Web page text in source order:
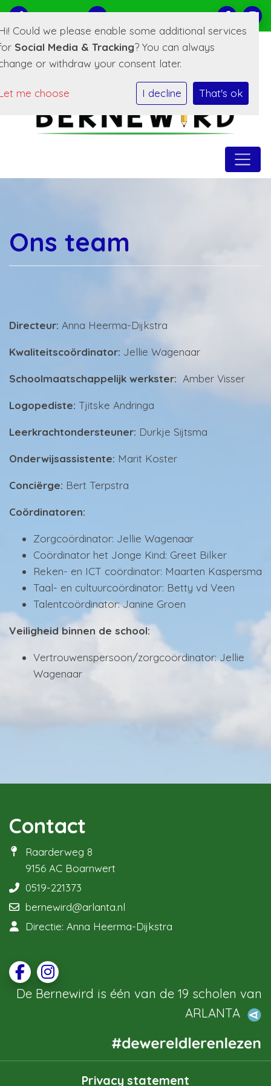
0519-221373 E-mailadres
Ons team
Directeur: Anna Heerma-Dijkstra
Kwaliteitscoördinator: Jellie Wagenaar
Schoolmaatschappelijk werkster: Amber Visser
Logopediste: Tjitske Andringa
Leerkrachtondersteuner: Durkje Sijtsma
Onderwijsassistente: Marit Koster
Conciërge: Bert Terpstra
Coördinatoren:
Zorgcoördinator: Jellie Wagenaar
Coördinator het Jonge Kind: Greet Bilker
Reken- en ICT coördinator: Maarten Kaspersma
Taal- en cultuurcoördinator: Betty vd Veen
Talentcoördinator: Janine Groen
Veiligheid binnen de school:
Vertrouwenspersoon/zorgcoördinator: Jellie
Wagenaar
Contact
Raarderweg 8
9156 AC Boarnwert
0519-221373
bernewird@arlanta.nl
Directie: Anna Heerma-Dijkstra
De Bernewird is één van de 19 scholen van
ARLANTA
Privacy statement
Could we please enable some additional services
Social Media & Tracking? You can always
or withdraw your consent later.
me choose I decline That's ok